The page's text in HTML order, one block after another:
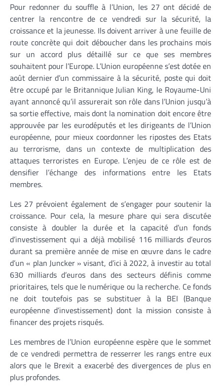
Pour redonner du souffle à l’Union, les 27 ont décidé de
centrer la rencontre de ce vendredi sur la sécurité, la
croissance et la jeunesse. Ils doivent arriver à une feuille de
route concrète qui doit déboucher dans les prochains mois
sur un accord plus détaillé sur ce que ses membres
souhaitent pour l’Europe. L’Union européenne s’est dotée en
août dernier d’un commissaire à la sécurité, poste qui doit
être occupé par le Britannique Julian King, le Royaume-Uni
ayant annoncé qu’il assurerait son rôle dans l’Union jusqu’à
sa sortie effective, mais dont la nomination doit encore être
approuvée par les eurodéputés et les dirigeants de l’Union
européenne, pour mieux coordonner les ripostes des Etats
au terrorisme, dans un contexte de multiplication des
attaques terroristes en Europe. L’enjeu de ce rôle est de
densifier l’échange des informations entre les Etats
membres.
Les 27 prévoient également de s’engager pour soutenir la
croissance. Pour cela, la mesure phare qui sera discutée
consiste à doubler la durée et la capacité d’un fonds
d’investissement qui a déjà mobilisé 116 milliards d’euros
durant sa première année de mise en œuvre dans le cadre
d’un « plan Juncker » visant, d’ici à 2022, à investir au total
630 milliards d’euros dans des secteurs définis comme
prioritaires, tels que le numérique ou la recherche. Ce fonds
ne doit toutefois pas se substituer à la BEI (Banque
européenne d’investissement) dont la mission consiste à
financer des projets risqués.
Les membres de l’Union européenne espère que le sommet
de ce vendredi permettra de resserrer les rangs entre eux
alors que le Brexit a exacerbé des divergences de plus en
plus profondes.